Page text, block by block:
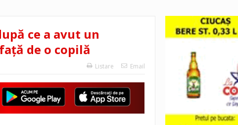
ce a avut un
de o copilă
Listare Email